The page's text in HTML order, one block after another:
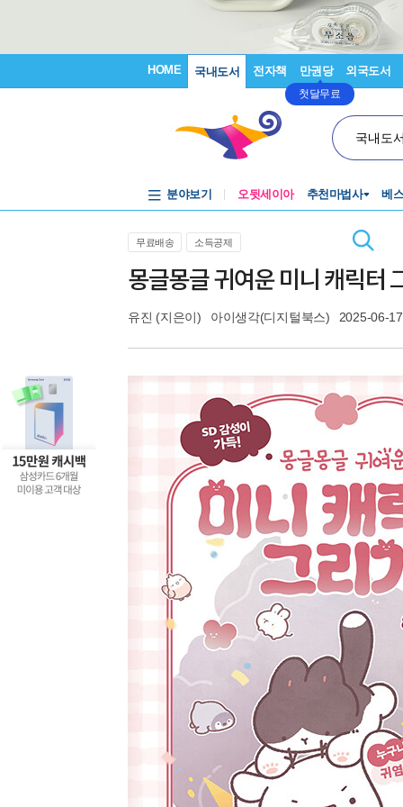
HOME 국내도서 전자책 만권당
첫달무료
외국도서
국내도
분야보기 오뒷세이아 추천마법사 베
무료배송 소득공제
몽글몽글 귀여운 미니 캐릭터
유진 (지은이) 아이생각(디지털북스) 2025-06-17